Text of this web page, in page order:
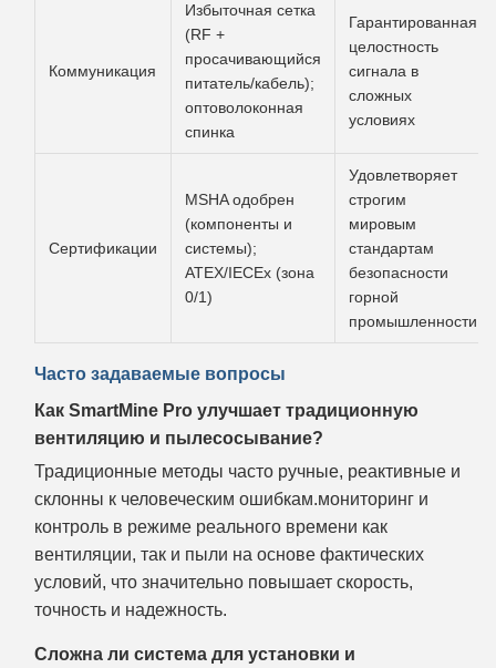
Коммуникация
Избыточная сетка
(RF +
просачивающийся
питатель/кабель);
оптоволоконная
спинка
Гарантированная
целостность
сигнала в
сложных
условиях
Сертификации
MSHA одобрен
(компоненты и
системы);
ATEX/IECEx (зона
0/1)
Удовлетворяет
строгим
мировым
стандартам
безопасности
горной
промышленности
Часто задаваемые вопросы
Как SmartMine Pro улучшает традиционную
вентиляцию и пылесосывание?
Традиционные методы часто ручные, реактивные и
склонны к человеческим ошибкам.мониторинг и
контроль в режиме реального времени как
вентиляции, так и пыли на основе фактических
условий, что значительно повышает скорость,
точность и надежность.
Сложна ли система для установки и